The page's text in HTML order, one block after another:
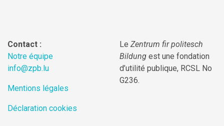
Contact :
Notre équipe
info@zpb.lu
Mentions légales
Déclaration cookies
Le Zentrum fir politesch
Bildung est une fondation
d’utilité publique, RCSL No
G236.